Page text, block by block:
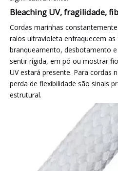
Bleaching UV, fragilidade,
Cordas marinhas
raios ultravioleta enfraquecem
branqueamento, desbotamento
sentir rígida, em pó ou mostrar
UV estará presente. Para cordas
perda de flexibilidade são sinais
estrutural.